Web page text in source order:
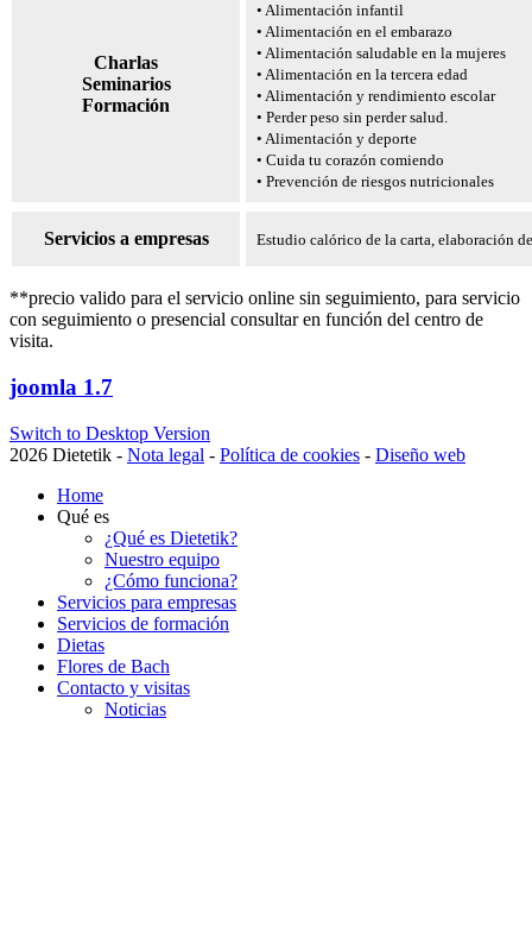
Charlas
Seminarios
Formación
• Alimentación infantil
• Alimentación en el embarazo
• Alimentación saludable en la mujeres
• Alimentación en la tercera edad
• Alimentación y rendimiento escolar
• Perder peso sin perder salud.
• Alimentación y deporte
• Cuida tu corazón comiendo
• Prevención de riesgos nutricionales
Servicios a empresas Estudio calórico de la carta, elaboración
**precio valido para el servicio online sin seguimiento, para servicio
con seguimiento o presencial consultar en función del centro de
visita.
joomla 1.7
Switch to Desktop Version
2026 Dietetik - Nota legal - Política de cookies - Diseño web
Home
Qué es
¿Qué es Dietetik?
Nuestro equipo
¿Cómo funciona?
Servicios para empresas
Servicios de formación
Dietas
Flores de Bach
Contacto y visitas
Noticias